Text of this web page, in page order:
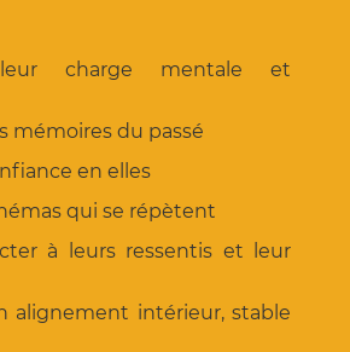
charge mentale et
mémoires du passé
en elles
qui se répètent
à leurs ressentis et leur
alignement intérieur, stable